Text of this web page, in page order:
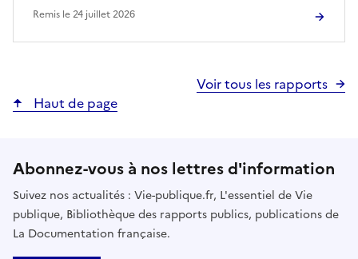
Remis le24 juillet 2026
Voir tous les rapports
Haut de page
Abonnez-vous à nos lettres d'information
Suivez nos actualités : Vie-publique.fr, L'essentiel de Vie
publique, Bibliothèque des rapports publics, publications de
La Documentation française.